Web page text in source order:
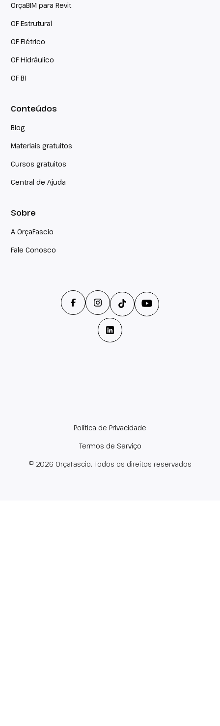
OrçaBIM para Revit
OF Estrutural
OF Elétrico
OF Hidráulico
OF BI
Conteúdos
Blog
Materiais gratuitos
Cursos gratuitos
Central de Ajuda
Sobre
A OrçaFascio
Fale Conosco
© 2026 OrçaFascio. Todos os direitos reservados
Política de Privacidade
Termos de Serviço